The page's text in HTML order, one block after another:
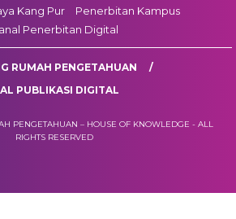
Kang Pur
Penerbitan Kampus
Penerbitan Digital
RUMAH PENGETAHUAN
PUBLIKASI DIGITAL
PENGETAHUAN – HOUSE OF KNOWLEDGE - ALL
RIGHTS RESERVED